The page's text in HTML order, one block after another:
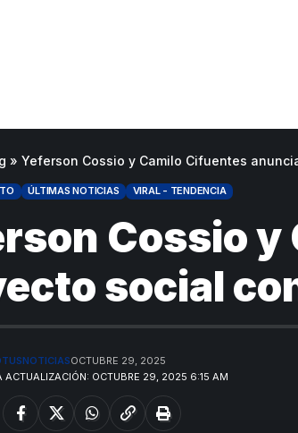
» Yeferson Cossio y Camilo Cifuentes
ÚLTIMAS NOTICIAS VIRAL - TENDENCIA
Cossio
social
ACTUALIZACIÓN: OCTUBRE 29, 2025 6:15 AM
OCTUBRE 29, 2025